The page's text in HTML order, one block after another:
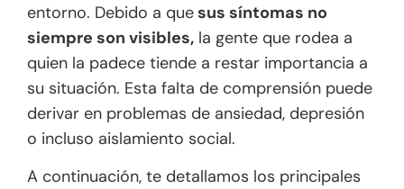
entorno. Debido a quesus síntomas no
siempre son visibles, la gente que rodea a
quien la padece tiende a restar importancia a
su situación. Esta falta de comprensión puede
derivar en problemas de ansiedad, depresión
o incluso aislamiento social.
A continuación, te detallamos los principales